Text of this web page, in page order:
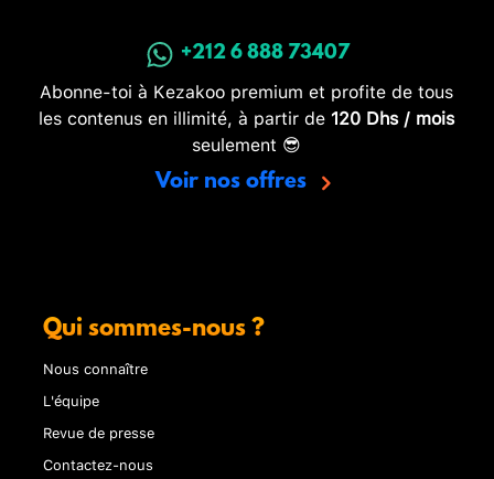
+212 6 888 73407
Abonne-toi à Kezakoo premium et profite de tous
les contenus en illimité, à partir de 120 Dhs / mois
seulement 😎
Voir nos offres
Qui sommes-nous ?
Nous connaître
L'équipe
Revue de presse
Contactez-nous